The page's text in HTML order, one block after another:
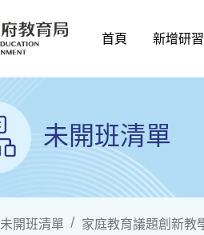
首頁 新增研
未開班清單
未開班清單
家庭教育議題創新教